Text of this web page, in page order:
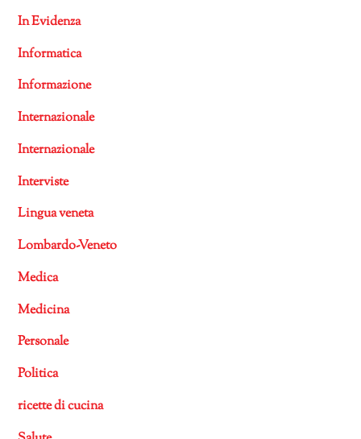
In Evidenza
Informatica
Informazione
Internazionale
Internazionale
Interviste
Lingua veneta
Lombardo-Veneto
Medica
Medicina
Personale
Politica
ricette di cucina